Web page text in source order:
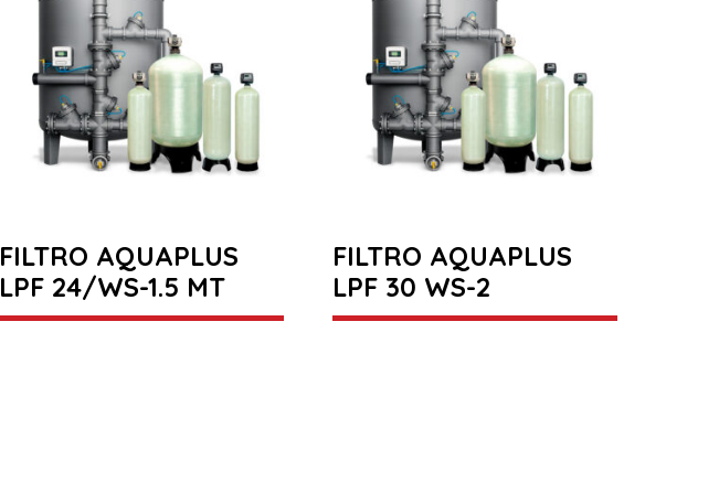
FILTRO AQUAPLUS
LPF 24/WS-1.5 MT
FILTRO AQUAPLUS
LPF 30 WS-2